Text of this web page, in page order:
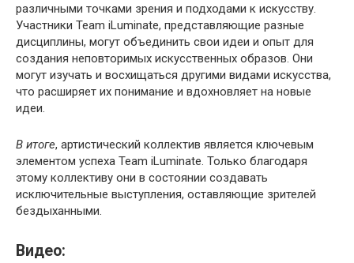
различными точками зрения и подходами к искусству.
Участники Team iLuminate, представляющие разные
дисциплины, могут объединить свои идеи и опыт для
создания неповторимых искусственных образов. Они
могут изучать и восхищаться другими видами искусства,
что расширяет их понимание и вдохновляет на новые
идеи.
В итоге, артистический коллектив является ключевым
элементом успеха Team iLuminate. Только благодаря
этому коллективу они в состоянии создавать
исключительные выступления, оставляющие зрителей
бездыханными.
Видео: